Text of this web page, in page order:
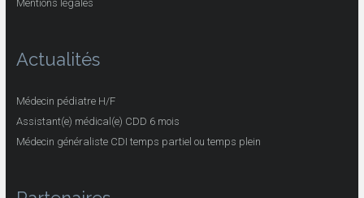
Mentions légales
Actualités
Médecin pédiatre H/F
Assistant(e) médical(e) CDD 6 mois
Médecin généraliste CDI temps partiel ou temps plein